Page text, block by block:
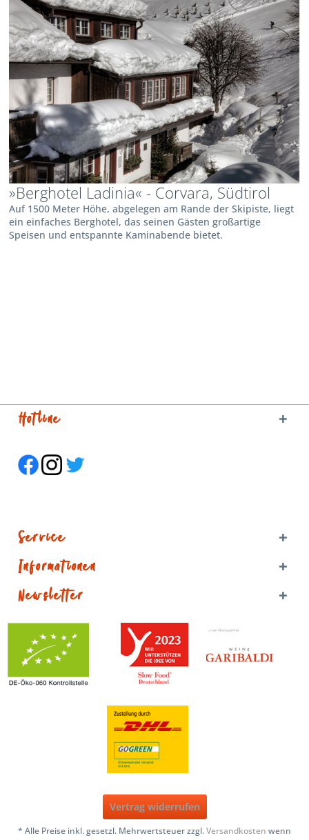
»Berghotel Ladinia« - Corvara, Südtirol
Auf 1500 Meter Höhe, abgelegen am Rande der Skipiste, liegt
ein einfaches Berghotel, das seinen Gästen großartige
Speisen und entspannte Kaminabende bietet.
Hotline
Service
Informationen
Newsletter
Vertrag widerrufen
* Alle Preise inkl. gesetzl. Mehrwertsteuer zzgl.Versandkosten wenn